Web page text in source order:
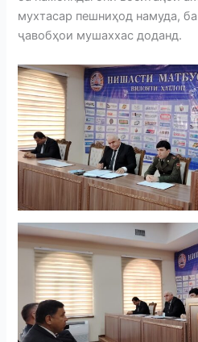
мухтасар пешниҳод намуда,
ҷавобҳои мушаххас доданд.